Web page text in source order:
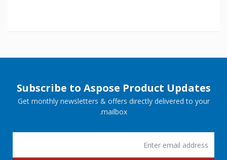
Subscribe to Aspose Product Updates
Get monthly newsletters & offers directly delivered to your
mailbox.